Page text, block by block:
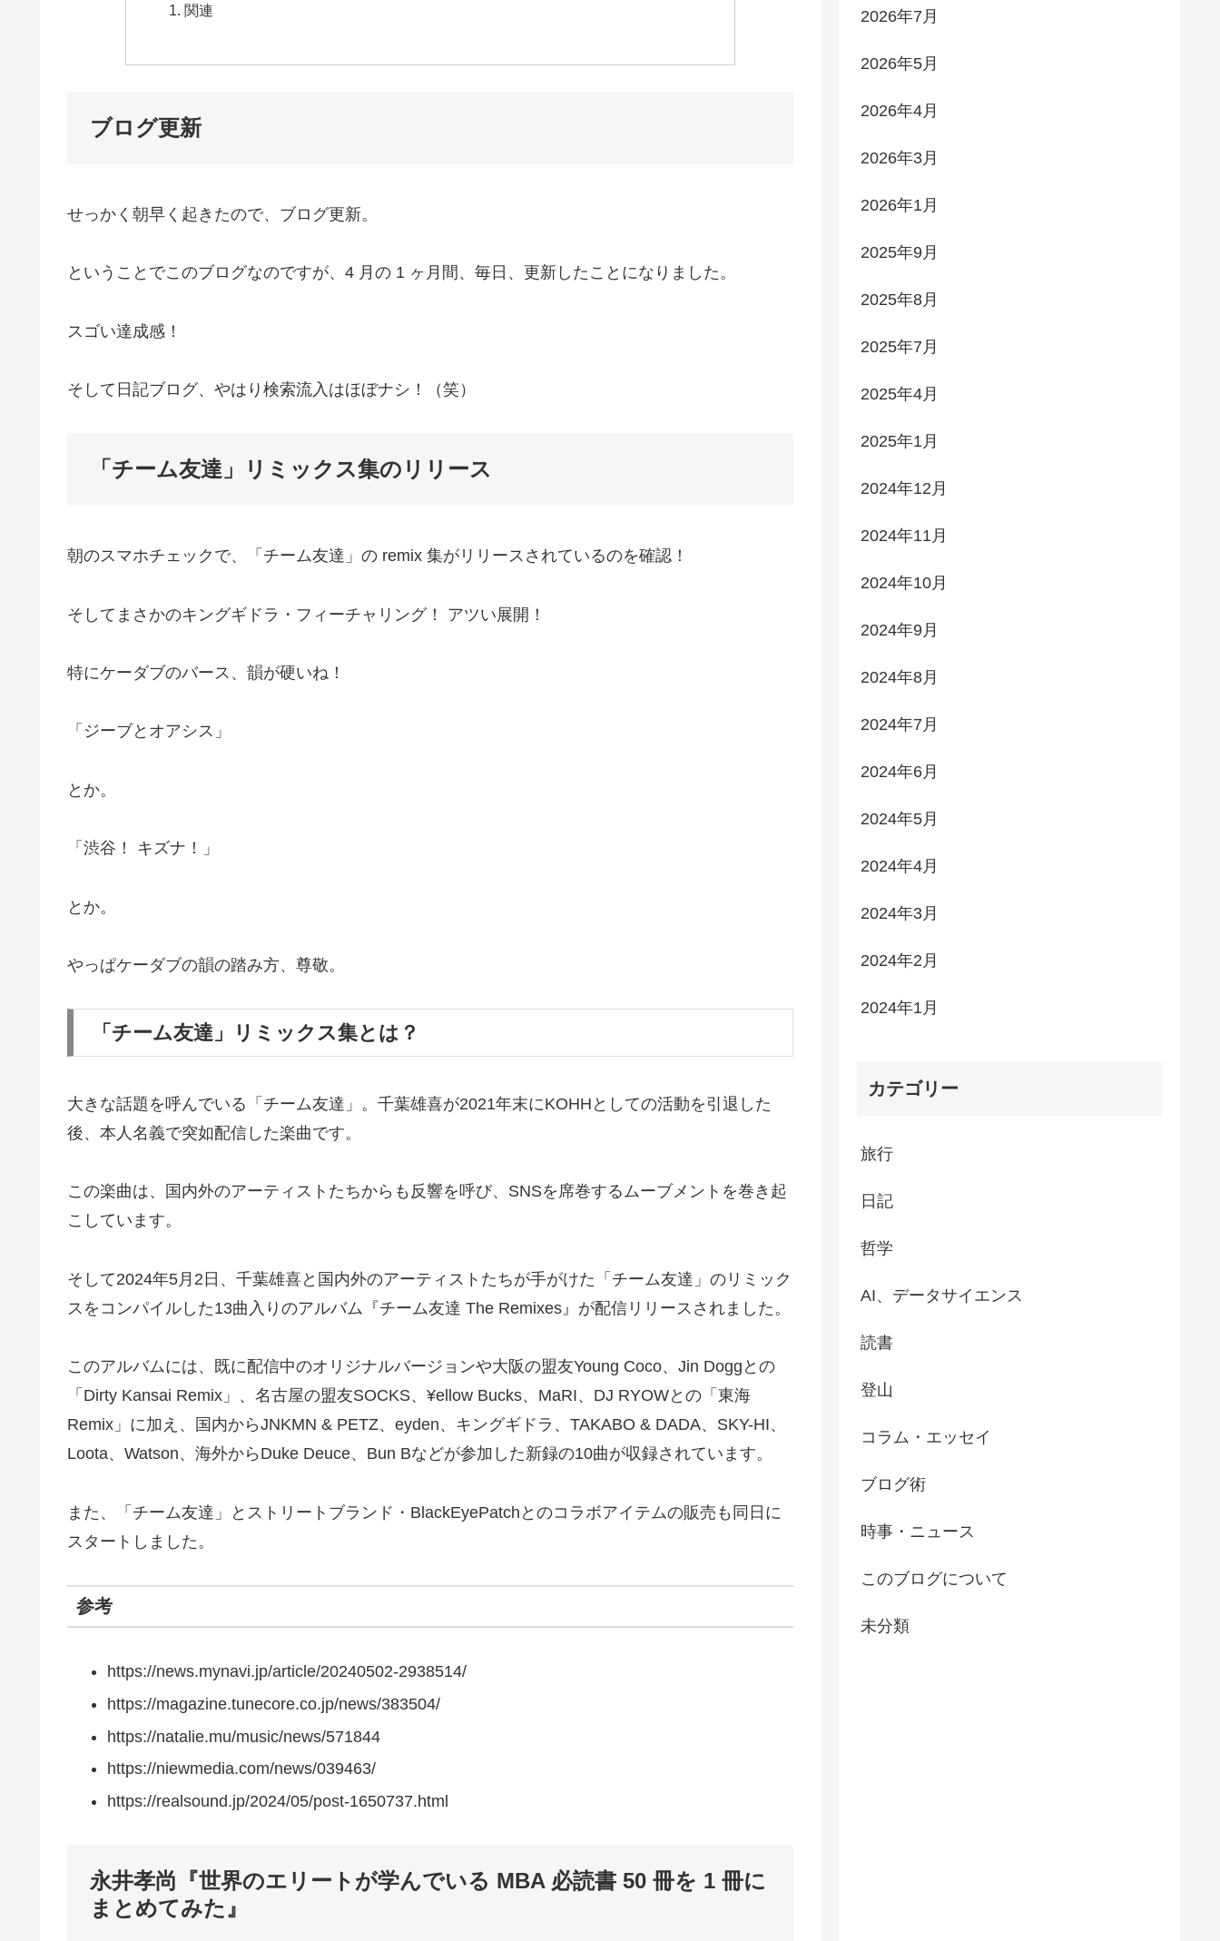
関連
ブログ更新
せっかく朝早く起きたので、ブログ更新。
ということでこのブログなのですが、4 月の 1 ヶ月間、毎日、更新したことになりました。
スゴい達成感！
そして日記ブログ、やはり検索流入はほぼナシ！（笑）
「チーム友達」リミックス集のリリース
朝のスマホチェックで、「チーム友達」の remix 集がリリースされているのを確認！
そしてまさかのキングギドラ・フィーチャリング！ アツい展開！
特にケーダブのバース、韻が硬いね！
「ジーブとオアシス」
とか。
「渋谷！ キズナ！」
とか。
やっぱケーダブの韻の踏み方、尊敬。
「チーム友達」リミックス集とは？
大きな話題を呼んでいる「チーム友達」。千葉雄喜が2021年末にKOHHとしての活動を引退した
後、本人名義で突如配信した楽曲です。
この楽曲は、国内外のアーティストたちからも反響を呼び、SNSを席巻するムーブメントを巻き起
こしています。
そして2024年5月2日、千葉雄喜と国内外のアーティストたちが手がけた「チーム友達」のリミック
スをコンパイルした13曲入りのアルバム『チーム友達 The Remixes』が配信リリースされました。
このアルバムには、既に配信中のオリジナルバージョンや大阪の盟友Young Coco、Jin Doggとの
「Dirty Kansai Remix」、名古屋の盟友SOCKS、¥ellow Bucks、MaRI、DJ RYOWとの「東海
Remix」に加え、国内からJNKMN & PETZ、eyden、キングギドラ、TAKABO & DADA、SKY-HI、
Loota、Watson、海外からDuke Deuce、Bun Bなどが参加した新録の10曲が収録されています。
また、「チーム友達」とストリートブランド・BlackEyePatchとのコラボアイテムの販売も同日に
スタートしました。
参考
https://news.mynavi.jp/article/20240502-2938514/
https://magazine.tunecore.co.jp/news/383504/
https://natalie.mu/music/news/571844
https://niewmedia.com/news/039463/
https://realsound.jp/2024/05/post-1650737.html
永井孝尚『世界のエリートが学んでいる MBA 必読書 50 冊を 1 冊に
まとめてみた』
2026年7月
2026年5月
2026年4月
2026年3月
2026年1月
2025年9月
2025年8月
2025年7月
2025年4月
2025年1月
2024年12月
2024年11月
2024年10月
2024年9月
2024年8月
2024年7月
2024年6月
2024年5月
2024年4月
2024年3月
2024年2月
2024年1月
カテゴリー
旅行
日記
哲学
AI、データサイエンス
読書
登山
コラム・エッセイ
ブログ術
時事・ニュース
このブログについて
未分類